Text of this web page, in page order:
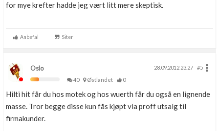
for mye krefter hadde jeg vært litt mere skeptisk.
Anbefal Siter
Oslo 28.09.2012 23.27
#5
40
Østlandet 0
Hilti hit får du hos motek og hos wuerth får du også en lignende
masse. Tror begge disse kun fås kjøpt via proff utsalg til
firmakunder.